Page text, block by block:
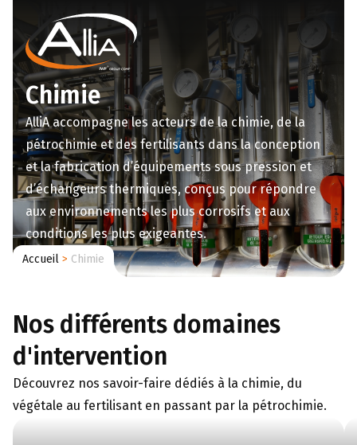
Chimie
AlliA accompagne les acteurs de la chimie, de la
pétrochimie et des fertilisants dans la conception
et la fabrication d’équipements sous pression et
d’échangeurs thermiques, conçus pour répondre
aux environnements les plus corrosifs et aux
conditions les plus exigeantes.
Accueil > Chimie
Nos différents domaines
d'intervention
Découvrez nos savoir-faire dédiés à la chimie, du
végétale au fertilisant en passant par la pétrochimie.